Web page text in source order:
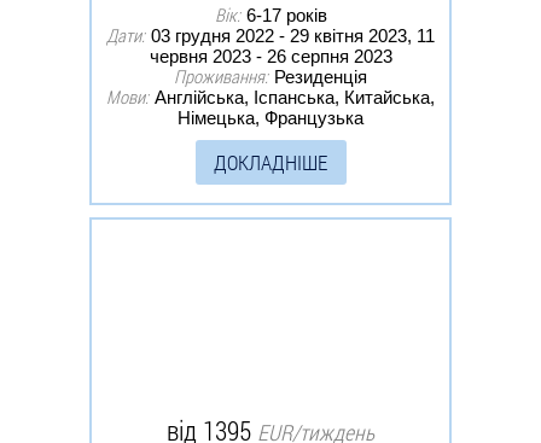
Вік: 6-17 років
Дати: 03 грудня 2022 - 29 квітня 2023, 11
червня 2023 - 26 серпня 2023
Проживання: Резиденція
Мови: Англійська, Іспанська, Китайська,
Німецька, Французька
ДОКЛАДНІШЕ
від 1395 EUR/тиждень